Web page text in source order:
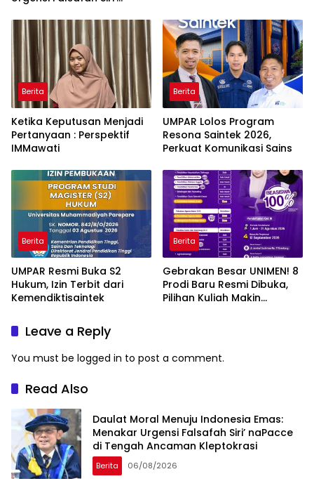
Ancaman Kleptokrasi
Berita
Ketika Keputusan Menjadi
Pertanyaan : Perspektif
IMMawati
Berita
UMPAR Lolos Program
Resona Saintek 2026,
Perkuat Komunikasi Sains
Berita
UMPAR Resmi Buka S2
Hukum, Izin Terbit dari
Kemendiktisaintek
Berita
Gebrakan Besar UNIMEN! 8
Prodi Baru Resmi Dibuka,
Pilihan Kuliah Makin
Leave a Reply
You must be logged in to post a comment.
Read Also
Daulat Moral Menuju Indonesia Emas:
Menakar Urgensi Falsafah Siri’ naPacce
di Tengah Ancaman Kleptokrasi
Berita 06/08/2026